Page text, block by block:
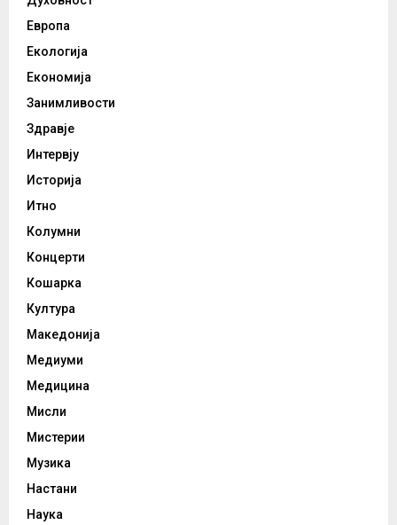
Европа
Екологија
Економија
Занимливости
Здравје
Интервју
Историја
Итно
Колумни
Концерти
Кошарка
Култура
Македонија
Медиуми
Медицина
Мисли
Мистерии
Музика
Настани
Наука